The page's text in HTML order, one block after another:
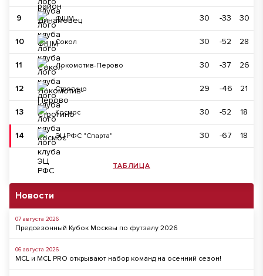
9 ФШМ 30 -33 30
10 Сокол 30 -52 28
11 Локомотив-Перово 30 -37 26
12 Строгино 29 -46 21
13 Космос 30 -52 18
14 ЭЦ РФС "Спарта" 30 -67 18
ТАБЛИЦА
Новости
07 августа 2026
Предсезонный Кубок Москвы по футзалу 2026
06 августа 2026
MCL и MCL PRO открывают набор команд на осенний сезон!